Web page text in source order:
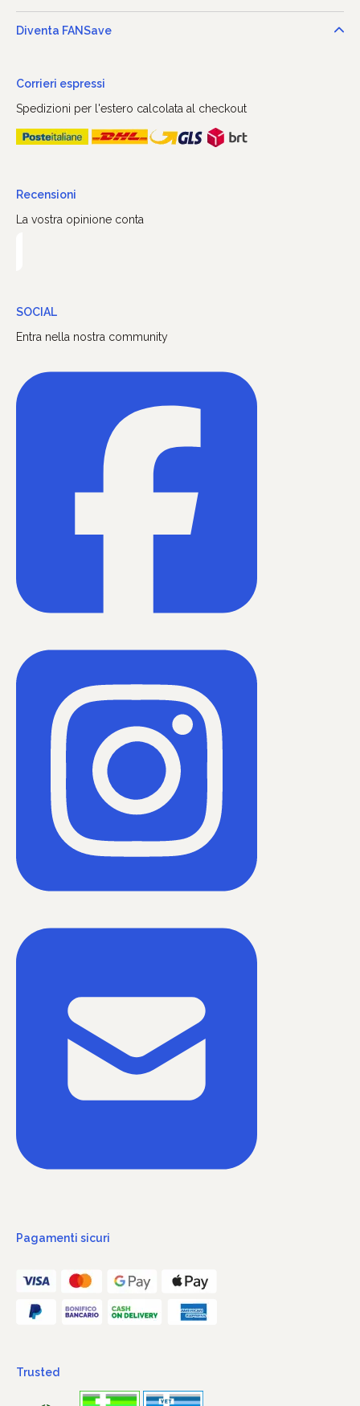
Diventa FANSave
Corrieri espressi
Spedizioni per l'estero calcolata al checkout
Recensioni
La vostra opinione conta
SOCIAL
Entra nella nostra community
Pagamenti sicuri
Trusted